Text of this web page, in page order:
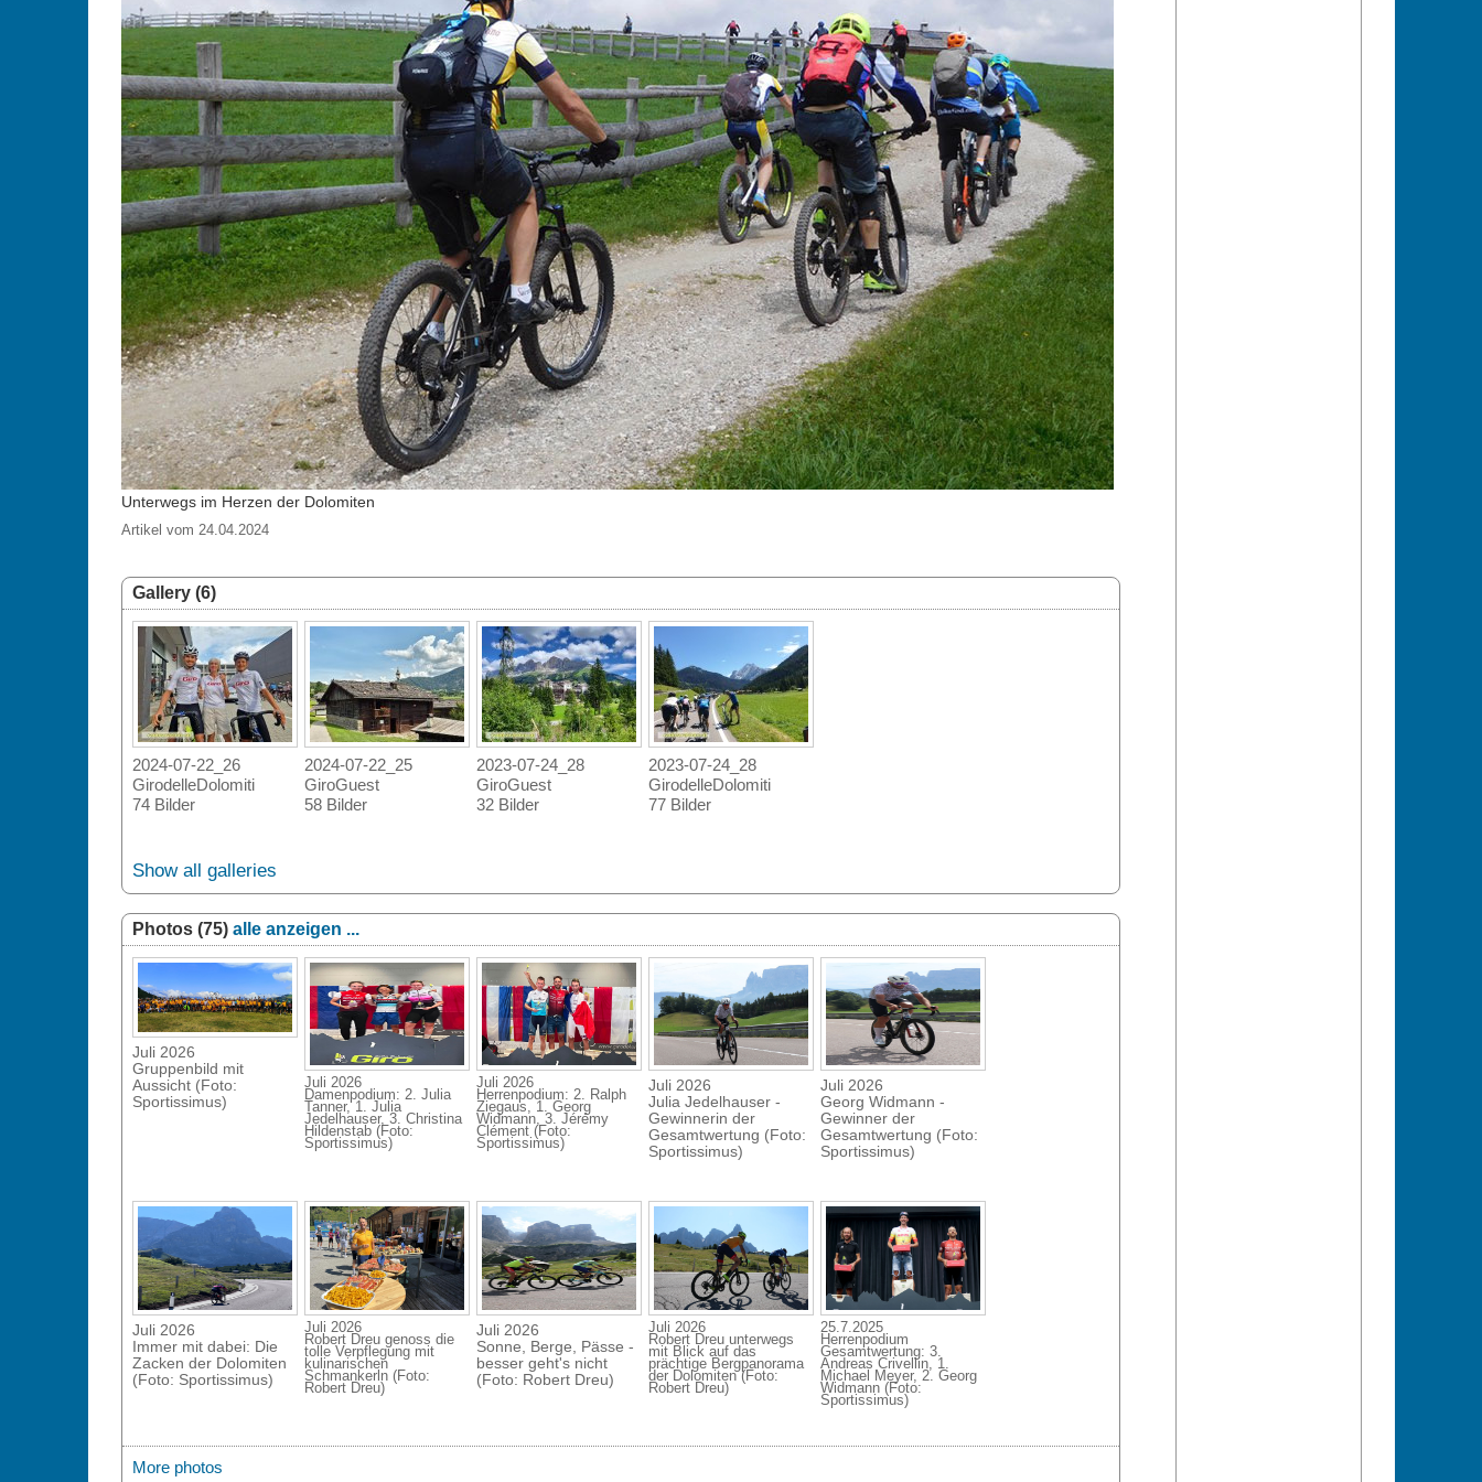
Unterwegs im Herzen der Dolomiten
Artikel vom 24.04.2024
Gallery (6)
2024-07-22_26
GirodelleDolomiti
74 Bilder
2024-07-22_25
GiroGuest
58 Bilder
2023-07-24_28
GiroGuest
32 Bilder
2023-07-24_28
GirodelleDolomiti
77 Bilder
Show all galleries
Photos (75) alle anzeigen ...
Juli 2026
Gruppenbild mit
Aussicht (Foto:
Sportissimus)
Juli 2026
Damenpodium: 2. Julia
Tanner, 1. Julia
Jedelhauser, 3. Christina
Hildenstab (Foto:
Sportissimus)
Juli 2026
Herrenpodium: 2. Ralph
Ziegaus, 1. Georg
Widmann, 3. Jérémy
Clément (Foto:
Sportissimus)
Juli 2026
Julia Jedelhauser -
Gewinnerin der
Gesamtwertung (Foto:
Sportissimus)
Juli 2026
Georg Widmann -
Gewinner der
Gesamtwertung (Foto:
Sportissimus)
Juli 2026
Immer mit dabei: Die
Zacken der Dolomiten
(Foto: Sportissimus)
Juli 2026
Robert Dreu genoss die
tolle Verpflegung mit
kulinarischen
Schmankerln (Foto:
Robert Dreu)
Juli 2026
Sonne, Berge, Pässe -
besser geht's nicht
(Foto: Robert Dreu)
Juli 2026
Robert Dreu unterwegs
mit Blick auf das
prächtige Bergpanorama
der Dolomiten (Foto:
Robert Dreu)
25.7.2025
Herrenpodium
Gesamtwertung: 3.
Andreas Crivellin, 1.
Michael Meyer, 2. Georg
Widmann (Foto:
Sportissimus)
More photos